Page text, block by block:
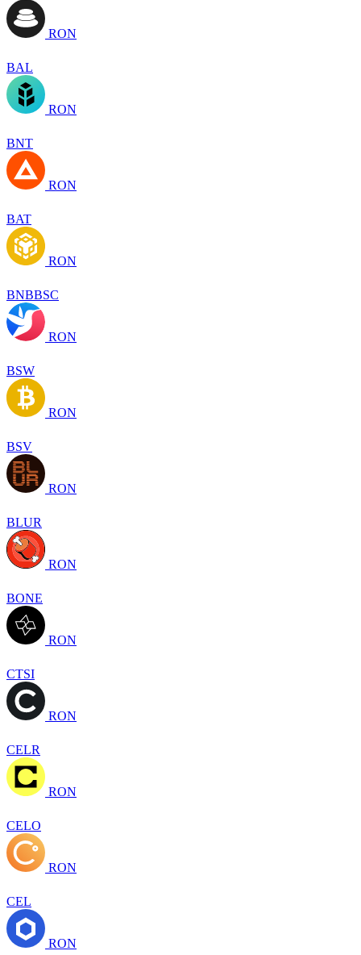
RON
BAL
RON
BNT
RON
BAT
RON
BNBBSC
RON
BSW
RON
BSV
RON
BLUR
RON
BONE
RON
CTSI
RON
CELR
RON
CELO
RON
CEL
RON